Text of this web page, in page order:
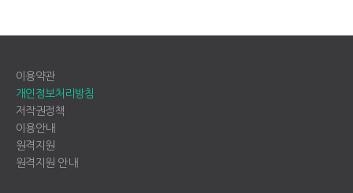
이용약관
개인정보처리방침
저작권정책
이용안내
원격지원
원격지원 안내